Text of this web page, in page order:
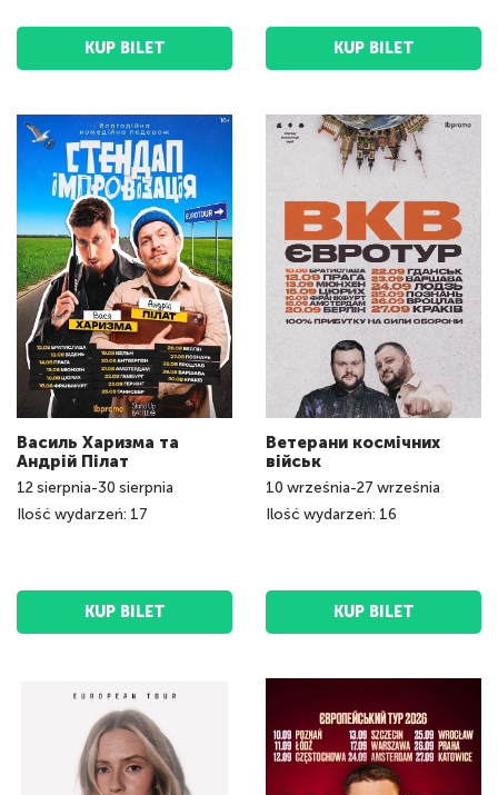
KUP BILET KUP BILET
Василь Харизма та
Андрій Пілат
12sierpnia-30 sierpnia
Ilość wydarzeń: 17
KUP BILET
Ветерани космічних
військ
10 września-27 września
Ilość wydarzeń: 16
KUP BILET